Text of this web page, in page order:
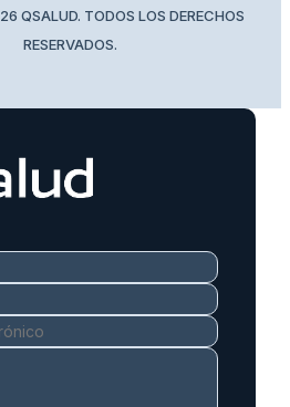
QSALUD. TODOS LOS DERECHOS
RESERVADOS.